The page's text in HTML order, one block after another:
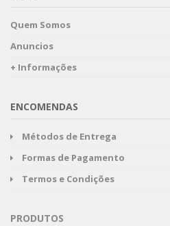
Quem Somos
Anuncios
+ Informações
ENCOMENDAS
Métodos de Entrega
Formas de Pagamento
Termos e Condições
PRODUTOS